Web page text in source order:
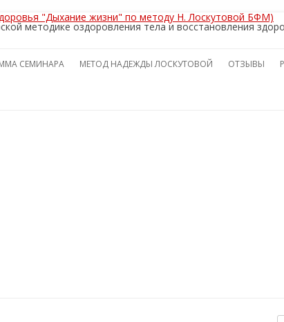
"Дыхание жизни" по методу Н. Лоскутовой БФМ)
методике оздоровления тела и восстановления
к
содержимому
СЕМИНАРА МЕТОД НАДЕЖДЫ ЛОСКУТОВОЙ ОТЗЫВЫ